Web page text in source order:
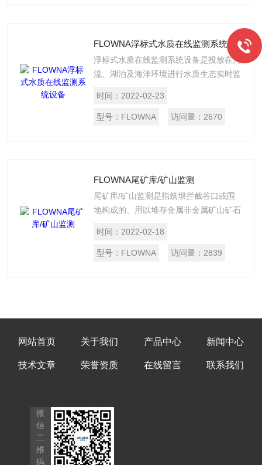
质以及空气温度、空气湿度、光照强度、
风速风向、雨量等信息，从而满足系统功
能升级的需要。
FLOWNA浮标式水质在线监测系统设备
浮标式水质在线监测系统设备是投放在河
流、湖泊及海洋环境进行水质生态实时监
输、供电设备等组成部分，具有运行维护
量少等特点。
时间： 2022-02-23
型号： FLOWNA 访问量： 2670
FLOWNA尾矿库/矿山监测
尾矿库/矿山监测是指筑坝拦截谷口或围
地构成的、用以堆存金属非金属矿山矿石
正常生产的必要设施，也是金属非金属矿
山的重大危险源，作为具有高势能的人造
时间： 2022-02-18
型号： FLOWNA 访问量： 2839
网站首页 关于我们 产品中心 新闻中心
技术文章 荣誉资质 在线留言 联系我们
微
信
二
维
码